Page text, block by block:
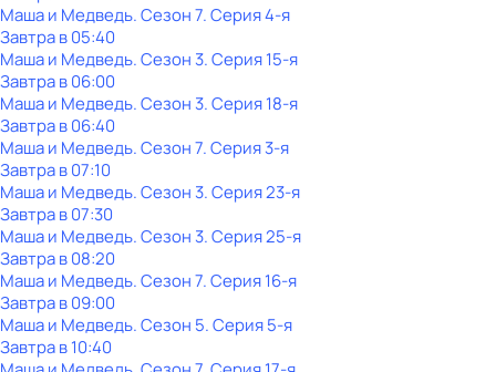
Маша и Медведь. Сезон 7. Серия 4-я
Завтра в 05:40
Маша и Медведь. Сезон 3. Серия 15-я
Завтра в 06:00
Маша и Медведь. Сезон 3. Серия 18-я
Завтра в 06:40
Маша и Медведь. Сезон 7. Серия 3-я
Завтра в 07:10
Маша и Медведь. Сезон 3. Серия 23-я
Завтра в 07:30
Маша и Медведь. Сезон 3. Серия 25-я
Завтра в 08:20
Маша и Медведь. Сезон 7. Серия 16-я
Завтра в 09:00
Маша и Медведь. Сезон 5. Серия 5-я
Завтра в 10:40